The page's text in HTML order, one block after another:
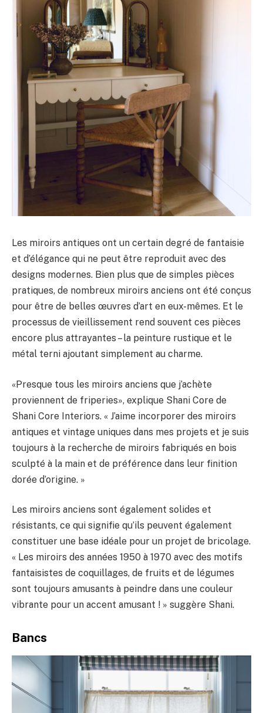
Les miroirs antiques ont un certain degré de fantaisie
et d’élégance qui ne peut être reproduit avec des
designs modernes. Bien plus que de simples pièces
pratiques, de nombreux miroirs anciens ont été conçus
pour être de belles œuvres d’art en eux-mêmes. Et le
processus de vieillissement rend souvent ces pièces
encore plus attrayantes – la peinture rustique et le
métal terni ajoutant simplement au charme.
«Presque tous les miroirs anciens que j’achète
proviennent de friperies», explique Shani Core de
Shani Core Interiors. « J’aime incorporer des miroirs
antiques et vintage uniques dans mes projets et je suis
toujours à la recherche de miroirs fabriqués en bois
sculpté à la main et de préférence dans leur finition
dorée d’origine. »
Les miroirs anciens sont également solides et
résistants, ce qui signifie qu’ils peuvent également
constituer une base idéale pour un projet de bricolage.
« Les miroirs des années 1950 à 1970 avec des motifs
fantaisistes de coquillages, de fruits et de légumes
sont toujours amusants à peindre dans une couleur
vibrante pour un accent amusant ! » suggère Shani.
Bancs